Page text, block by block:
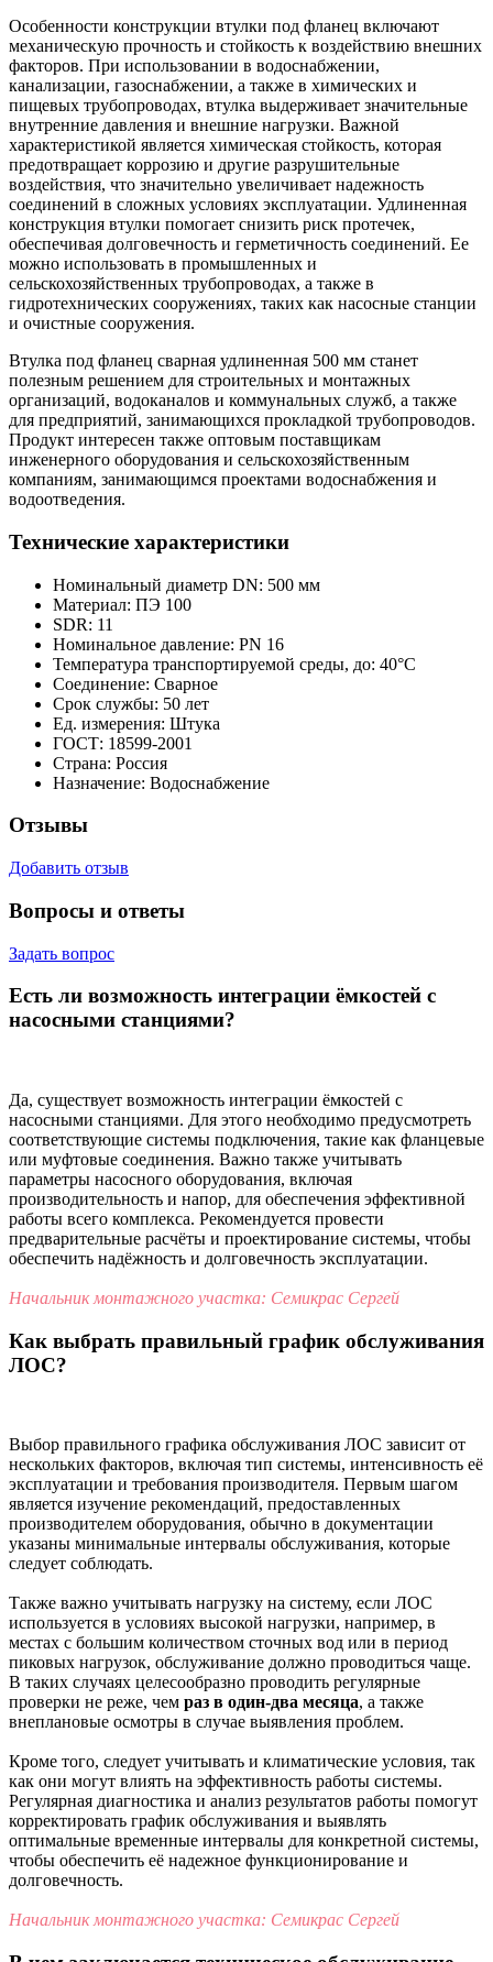
Особенности конструкции втулки под фланец включают
механическую прочность и стойкость к воздействию внешних
факторов. При использовании в водоснабжении,
канализации, газоснабжении, а также в химических и
пищевых трубопроводах, втулка выдерживает значительные
внутренние давления и внешние нагрузки. Важной
характеристикой является химическая стойкость, которая
предотвращает коррозию и другие разрушительные
воздействия, что значительно увеличивает надежность
соединений в сложных условиях эксплуатации. Удлиненная
конструкция втулки помогает снизить риск протечек,
обеспечивая долговечность и герметичность соединений. Ее
можно использовать в промышленных и
сельскохозяйственных трубопроводах, а также в
гидротехнических сооружениях, таких как насосные станции
и очистные сооружения.
Втулка под фланец сварная удлиненная 500 мм станет
полезным решением для строительных и монтажных
организаций, водоканалов и коммунальных служб, а также
для предприятий, занимающихся прокладкой трубопроводов.
Продукт интересен также оптовым поставщикам
инженерного оборудования и сельскохозяйственным
компаниям, занимающимся проектами водоснабжения и
водоотведения.
Технические характеристики
Номинальный диаметр DN: 500 мм
Материал: ПЭ 100
SDR: 11
Номинальное давление: PN 16
Температура транспортируемой среды, до: 40°С
Соединение: Сварное
Срок службы: 50 лет
Ед. измерения: Штука
ГОСТ: 18599-2001
Страна: Россия
Назначение: Водоснабжение
Отзывы
Добавить отзыв
Вопросы и ответы
Задать вопрос
Есть ли возможность интеграции ёмкостей с
насосными станциями?
Да, существует возможность интеграции ёмкостей с
насосными станциями. Для этого необходимо предусмотреть
соответствующие системы подключения, такие как фланцевые
или муфтовые соединения. Важно также учитывать
параметры насосного оборудования, включая
производительность и напор, для обеспечения эффективной
работы всего комплекса. Рекомендуется провести
предварительные расчёты и проектирование системы, чтобы
обеспечить надёжность и долговечность эксплуатации.
Начальник монтажного участка: Семикрас Сергей
Как выбрать правильный график обслуживания
ЛОС?
Выбор правильного графика обслуживания ЛОС зависит от
нескольких факторов, включая тип системы, интенсивность её
эксплуатации и требования производителя. Первым шагом
является изучение рекомендаций, предоставленных
производителем оборудования, обычно в документации
указаны минимальные интервалы обслуживания, которые
следует соблюдать.
Также важно учитывать нагрузку на систему, если ЛОС
используется в условиях высокой нагрузки, например, в
местах с большим количеством сточных вод или в период
пиковых нагрузок, обслуживание должно проводиться чаще.
В таких случаях целесообразно проводить регулярные
проверки не реже, чем раз в один-два месяца, а также
внеплановые осмотры в случае выявления проблем.
Кроме того, следует учитывать и климатические условия, так
как они могут влиять на эффективность работы системы.
Регулярная диагностика и анализ результатов работы помогут
корректировать график обслуживания и выявлять
оптимальные временные интервалы для конкретной системы,
чтобы обеспечить её надежное функционирование и
долговечность.
Начальник монтажного участка: Семикрас Сергей